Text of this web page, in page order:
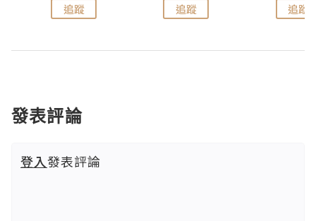
追蹤 追蹤 追蹤
發表評論
登入發表評論